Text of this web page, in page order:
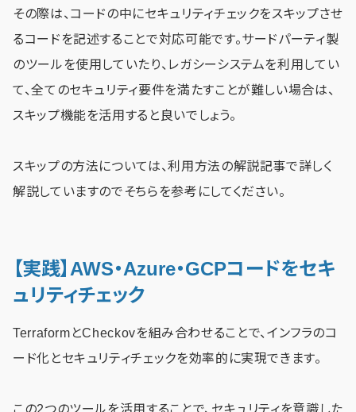
その際は、コードの中にセキュリティチェックをスキップさせ
るコードを記述することで対応可能です。サードパーティ製
のツールを使用していたり、レガシーシステムを利用してい
て、全てのセキュリティ要件を満たすことが難しい場合は、
スキップ機能を活用すると良いでしょう。
スキップの方法については、利用方法の解説記事で詳しく
解説していますのでそちらを参考にしてください。
【実践】AWS・Azure・GCPコードをセキ
ュリティチェック
TerraformとCheckovを組み合わせることで、インフラのコ
ード化とセキュリティチェックを効率的に実現できます。
この2つのツールを活用することで、セキュリティを意識した